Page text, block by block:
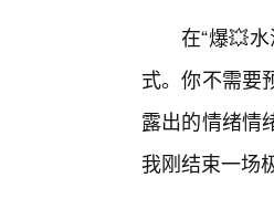
在“爆💥
式。你不需要
露出的情绪情
我刚结束一场